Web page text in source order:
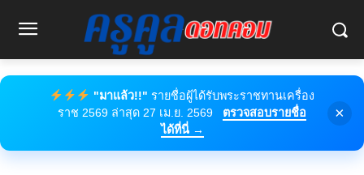
"มาแล้ว!!" รายชื่อผู้ได้รับพระราชทานเครื่อง
ราช 2569 ล่าสุด 27 เม.ย. 2569
ตรวจสอบรายชื่อ
ได้ที่นี่ →
×